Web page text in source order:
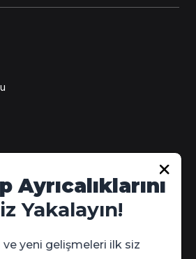
Ayrıcalıklarını
Yakalayın!
yeni gelişmeleri ilk siz